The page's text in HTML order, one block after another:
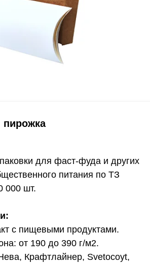
пирожка
для фаст-фуда и других
питания по ТЗ
000 шт.
с пищевыми продуктами.
от 190 до 390 г/м2.
Крафтлайнер, Svetocoyt,